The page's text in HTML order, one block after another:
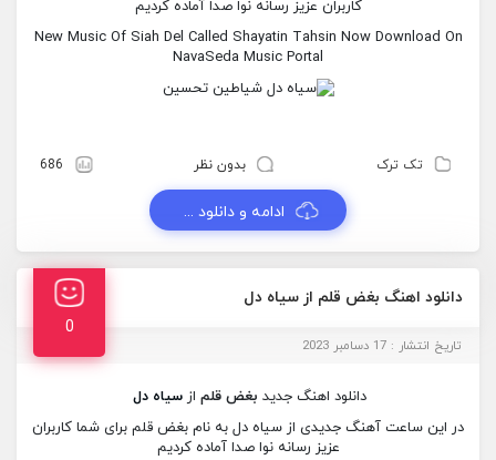
کاربران عزیز رسانه نوا صدا آماده کردیم
New Music Of Siah Del Called Shayatin Tahsin Now Download On
NavaSeda Music Portal
تک ترک بدون نظر 686
ادامه و دانلود ...
دانلود اهنگ بغض قلم از سیاه دل
0
تاریخ انتشار : 17 دسامبر 2023
دانلود اهنگ جدید بغض قلم ازسیاه دل
در این ساعت آهنگ جدیدی از سیاه دل به نام بغض قلم برای شما کاربران
عزیز رسانه نوا صدا آماده کردیم